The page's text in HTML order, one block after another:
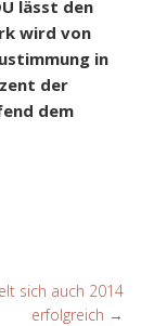
lässt den
wird von
in
der
dem
sich auch 2014
erfolgreich →